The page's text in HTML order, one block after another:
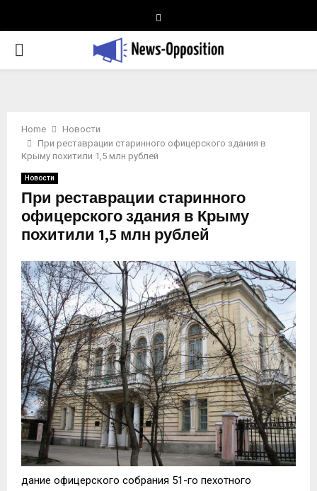
PRIMARY
Home
Новости
При реставрации старинного офицерского здания в
Крыму похитили 1,5 млн рублей
Новости
При реставрации старинного
офицерского здания в Крыму
похитили 1,5 млн рублей
дание офицерского собрания 51-го пехотного